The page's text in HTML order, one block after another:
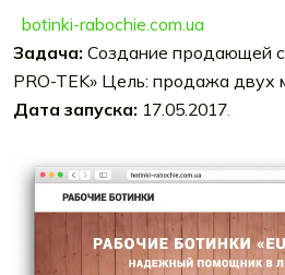
botinki-rabochie.com.ua
Задача: Создание продающей
PRO-TEK» Цель: продажа двух
Дата запуска: 17.05.2017.